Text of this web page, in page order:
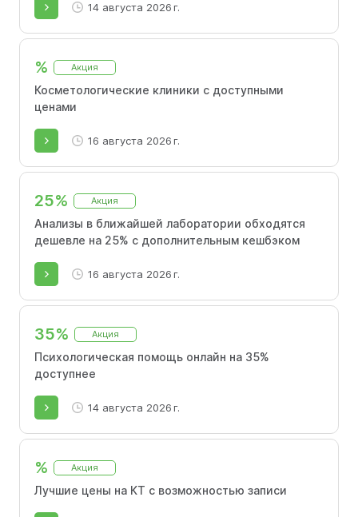
14 августа 2026 г.
% Акция
Косметологические клиники с доступными
ценами
16 августа 2026 г.
25% Акция
Анализы в ближайшей лаборатории обходятся
дешевле на 25% с дополнительным кешбэком
16 августа 2026 г.
35% Акция
Психологическая помощь онлайн на 35%
доступнее
14 августа 2026 г.
% Акция
Лучшие цены на КТ с возможностью записи